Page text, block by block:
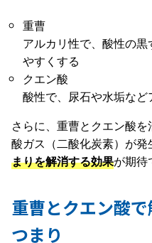
重曹
アルカリ性で、酸性の
やすくする
クエン酸
酸性で、尿石や水垢な
さらに、重曹とクエン酸
酸ガス（二酸化炭素）が発
まりを解消する効果が期待
重曹とクエン酸
つまり